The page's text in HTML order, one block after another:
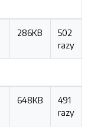
286KB
502
razy
648KB
491
razy